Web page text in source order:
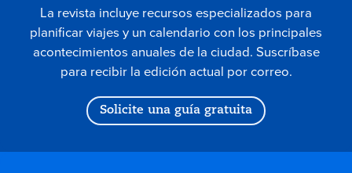
La revista incluye recursos especializados para
planificar viajes y un calendario con los principales
acontecimientos anuales de la ciudad. Suscríbase
para recibir la edición actual por correo.
Solicite una guía gratuita